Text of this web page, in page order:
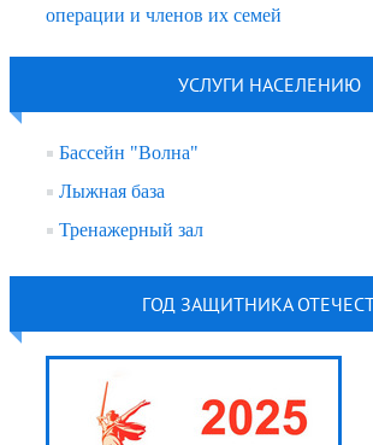
операции и членов их семей
УСЛУГИ НАСЕЛЕНИЮ
Бассейн "Волна"
Лыжная база
Тренажерный зал
ГОД ЗАЩИТНИКА